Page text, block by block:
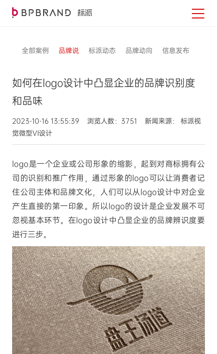
全部案例 品牌说 标派动态 品牌动向 信息发布
如何在logo设计中凸显企业的品牌识别度
和品味
2023-10-16 13:55:39 浏览人数：3751 新闻来源： 标派视
觉微型VI设计
logo是一个企业或公司形象的缩影，起到对商标拥有公
司的识别和推广作用，通过形象的logo可以让消费者记
住公司主体和品牌文化，人们可以从logo设计中对企业
产生直接的第一印象。所以logo的设计是企业发展不可
忽视基本环节。在logo设计中凸显企业的品牌辨识度要
进行三步。